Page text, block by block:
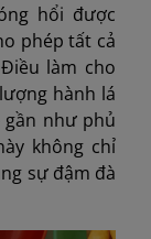
hổi được
phép tất cả
làm cho
hành lá
như phủ
không chỉ
sự đậm đà